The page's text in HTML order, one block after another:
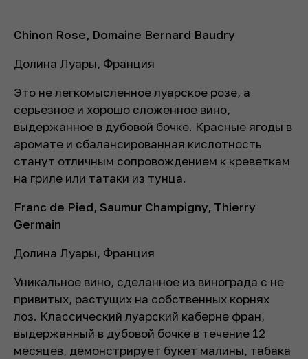
Chinon Rose, Domaine Bernard Baudry
Долина Луары, Франция
Это не легкомысленное луарское розе, а
серьезное и хорошо сложенное вино,
выдержанное в дубовой бочке. Красные ягоды в
аромате и сбалансированная кислотность
станут отличным сопровождением к креветкам
на гриле или татаки из тунца.
Franc de Pied, Saumur Champigny, Thierry
Germain
Долина Луары, Франция
Уникальное вино, сделанное из винограда с не
привитых, растущих на собственных корнях
лоз. Классический луарский каберне фран,
выдержанный в дубовой бочке в течение 12
месяцев, демонстрирует букет малины, табака